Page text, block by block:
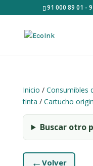
91 000 89 01 -
Inicio / Consumibles
tinta / Cartucho
Buscar otro
← Volver